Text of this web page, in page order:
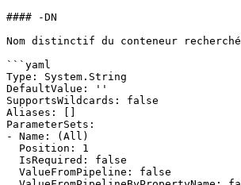
#### -DN
Nom distinctif du conteneur recherché
```yaml
Type: System.String
DefaultValue: ''
SupportsWildcards: false
Aliases: []
ParameterSets:
- Name: (All)